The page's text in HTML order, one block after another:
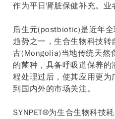
作为平日肾脏保健补充。业
后生元(postbiotic)是近年
趋势之一，生合生物科技
古(Mongolia)当地传统天然
的菌种，具备呼吸道保养的
程处理过后，使其应用更
到国内外的市场关注。
SYNPET®为生合生物科技